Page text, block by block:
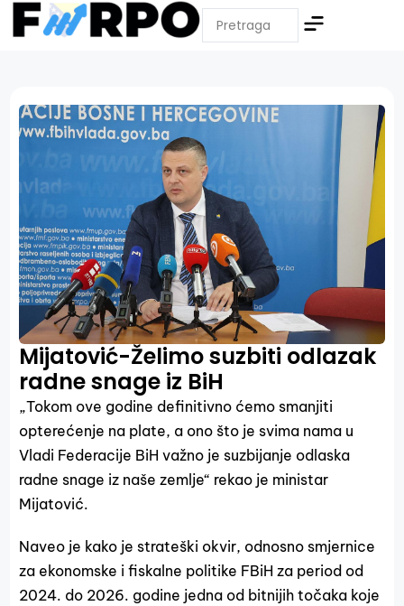
Mijatović-Želimo suzbiti odlazak
radne snage iz BiH
„Tokom ove godine definitivno ćemo smanjiti
opterećenje na plate, a ono što je svima nama u
Vladi Federacije BiH važno je suzbijanje odlaska
radne snage iz naše zemlje“ rekao je ministar
Mijatović.
Naveo je kako je strateški okvir, odnosno smjernice
za ekonomske i fiskalne politike FBiH za period od
2024. do 2026. godine jedna od bitnijih točaka koje